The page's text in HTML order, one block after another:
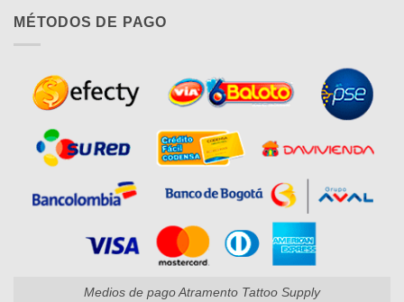
MÉTODOS DE PAGO
Medios de pago Atramento Tattoo Supply